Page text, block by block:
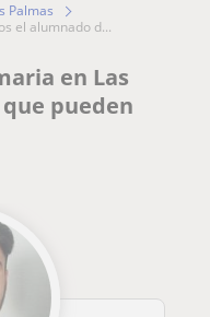
Palmas
el alumnado d...
en Las
pueden